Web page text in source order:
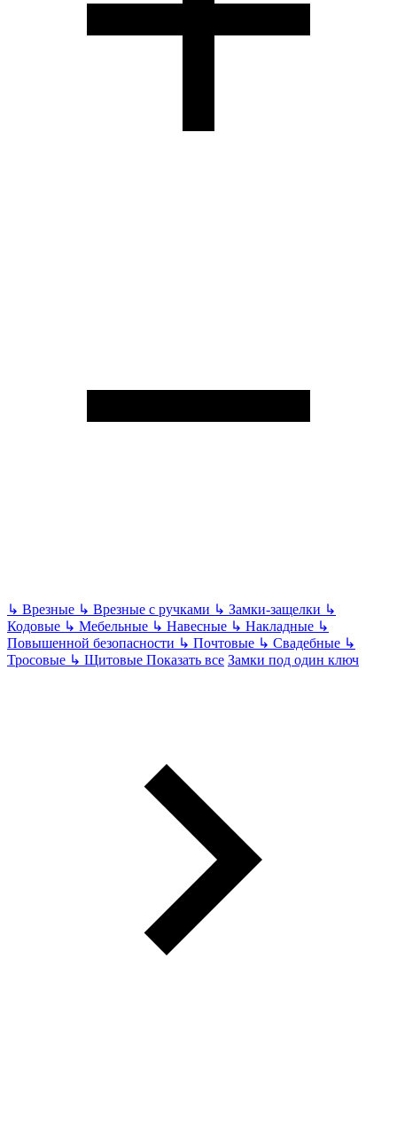
↳ Врезные ↳ Врезные с ручками ↳ Замки-защелки ↳
Кодовые ↳ Мебельные ↳ Навесные ↳ Накладные ↳
Повышенной безопасности ↳ Почтовые ↳ Свадебные ↳
Тросовые ↳ Щитовые Показать все Замки под один ключ